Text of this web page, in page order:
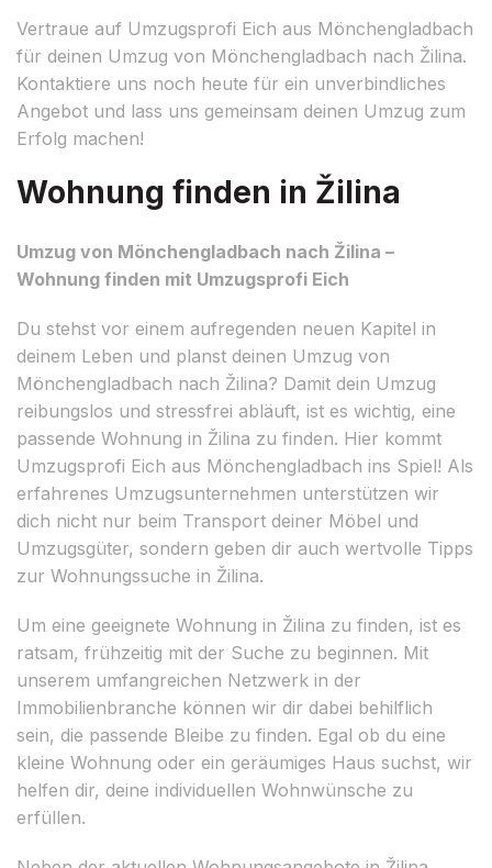
Vertraue auf Umzugsprofi Eich aus Mönchengladbach
für deinen Umzug von Mönchengladbach nach Žilina.
Kontaktiere uns noch heute für ein unverbindliches
Angebot und lass uns gemeinsam deinen Umzug zum
Erfolg machen!
Wohnung finden in Žilina
Umzug von Mönchengladbach nach Žilina –
Wohnung finden mit Umzugsprofi Eich
Du stehst vor einem aufregenden neuen Kapitel in
deinem Leben und planst deinen Umzug von
Mönchengladbach nach Žilina? Damit dein Umzug
reibungslos und stressfrei abläuft, ist es wichtig, eine
passende Wohnung in Žilina zu finden. Hier kommt
Umzugsprofi Eich aus Mönchengladbach ins Spiel! Als
erfahrenes Umzugsunternehmen unterstützen wir
dich nicht nur beim Transport deiner Möbel und
Umzugsgüter, sondern geben dir auch wertvolle Tipps
zur Wohnungssuche in Žilina.
Um eine geeignete Wohnung in Žilina zu finden, ist es
ratsam, frühzeitig mit der Suche zu beginnen. Mit
unserem umfangreichen Netzwerk in der
Immobilienbranche können wir dir dabei behilflich
sein, die passende Bleibe zu finden. Egal ob du eine
kleine Wohnung oder ein geräumiges Haus suchst, wir
helfen dir, deine individuellen Wohnwünsche zu
erfüllen.